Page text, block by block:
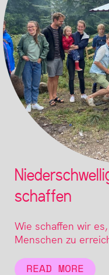
schaffen
Wie schaffen wir
Menschen zu
READ MORE